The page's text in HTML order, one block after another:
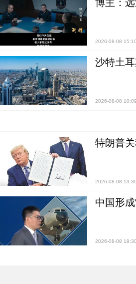
博主：
2026-08-08
沙特土
2026-08-08
特朗普
2026-08-08
中国形
2026-08-08